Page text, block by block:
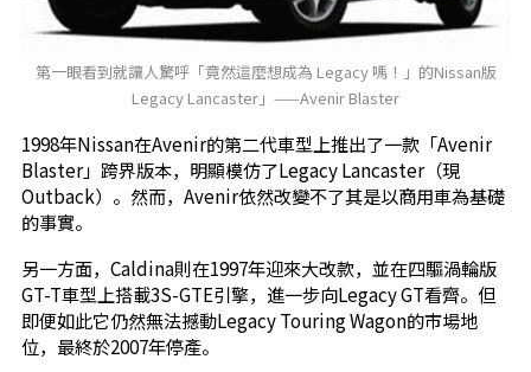
第一眼看到就讓人驚呼「竟然這麼想成為 Legacy 嗎！」的Nissan版
Legacy Lancaster」——Avenir Blaster
1998年Nissan在Avenir的第二代車型上推出了一款「Avenir
Blaster」跨界版本，明顯模仿了Legacy Lancaster（現
Outback）。然而，Avenir依然改變不了其是以商用車為基礎
的事實。
另一方面，Caldina則在1997年迎來大改款，並在四驅渦輪版
GT-T車型上搭載3S-GTE引擎，進一步向Legacy GT看齊。但
即便如此它仍然無法撼動Legacy Touring Wagon的市場地
位，最終於2007年停產。